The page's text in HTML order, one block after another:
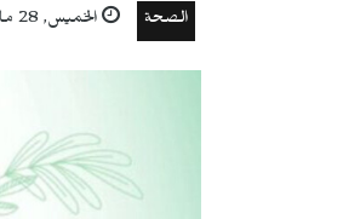
الصحة الخميس, 28 مايو 2026, 09:20